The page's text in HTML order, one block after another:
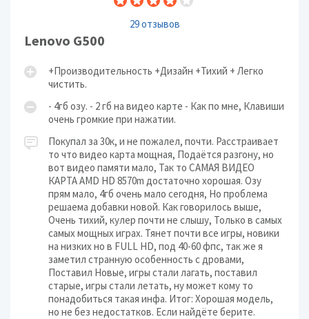
29 отзывов
Lenovo G500
+Производительность +Дизайн +Тихий + Легко
чистить.
- 4гб озу. - 2 гб на видео карте - Как по мне, Клавиши
очень громкие при нажатии.
Покупал за 30к, и не пожалел, почти. Расстраивает
то что видео карта мощная, Подаётся разгону, но
вот видео памяти мало, Так то САМАЯ ВИДЕО
КАРТА AMD HD 8570m достаточно хорошая. Озу
прям мало, 4гб очень мало сегодня, Но проблема
решаема добавки новой. Как говорилось выше,
Очень тихий, кулер почти не слышу, Только в самых
самых мощных играх. Тянет почти все игры, новики
на низких но в FULL HD, под 40-60 фпс, так же я
заметил странную особенность с дровами,
Поставил Новые, игры стали лагать, поставил
старые, игры стали летать, ну может кому то
понадобиться такая инфа. Итог: Хорошая модель,
но не без недостатков. Если найдёте берите.